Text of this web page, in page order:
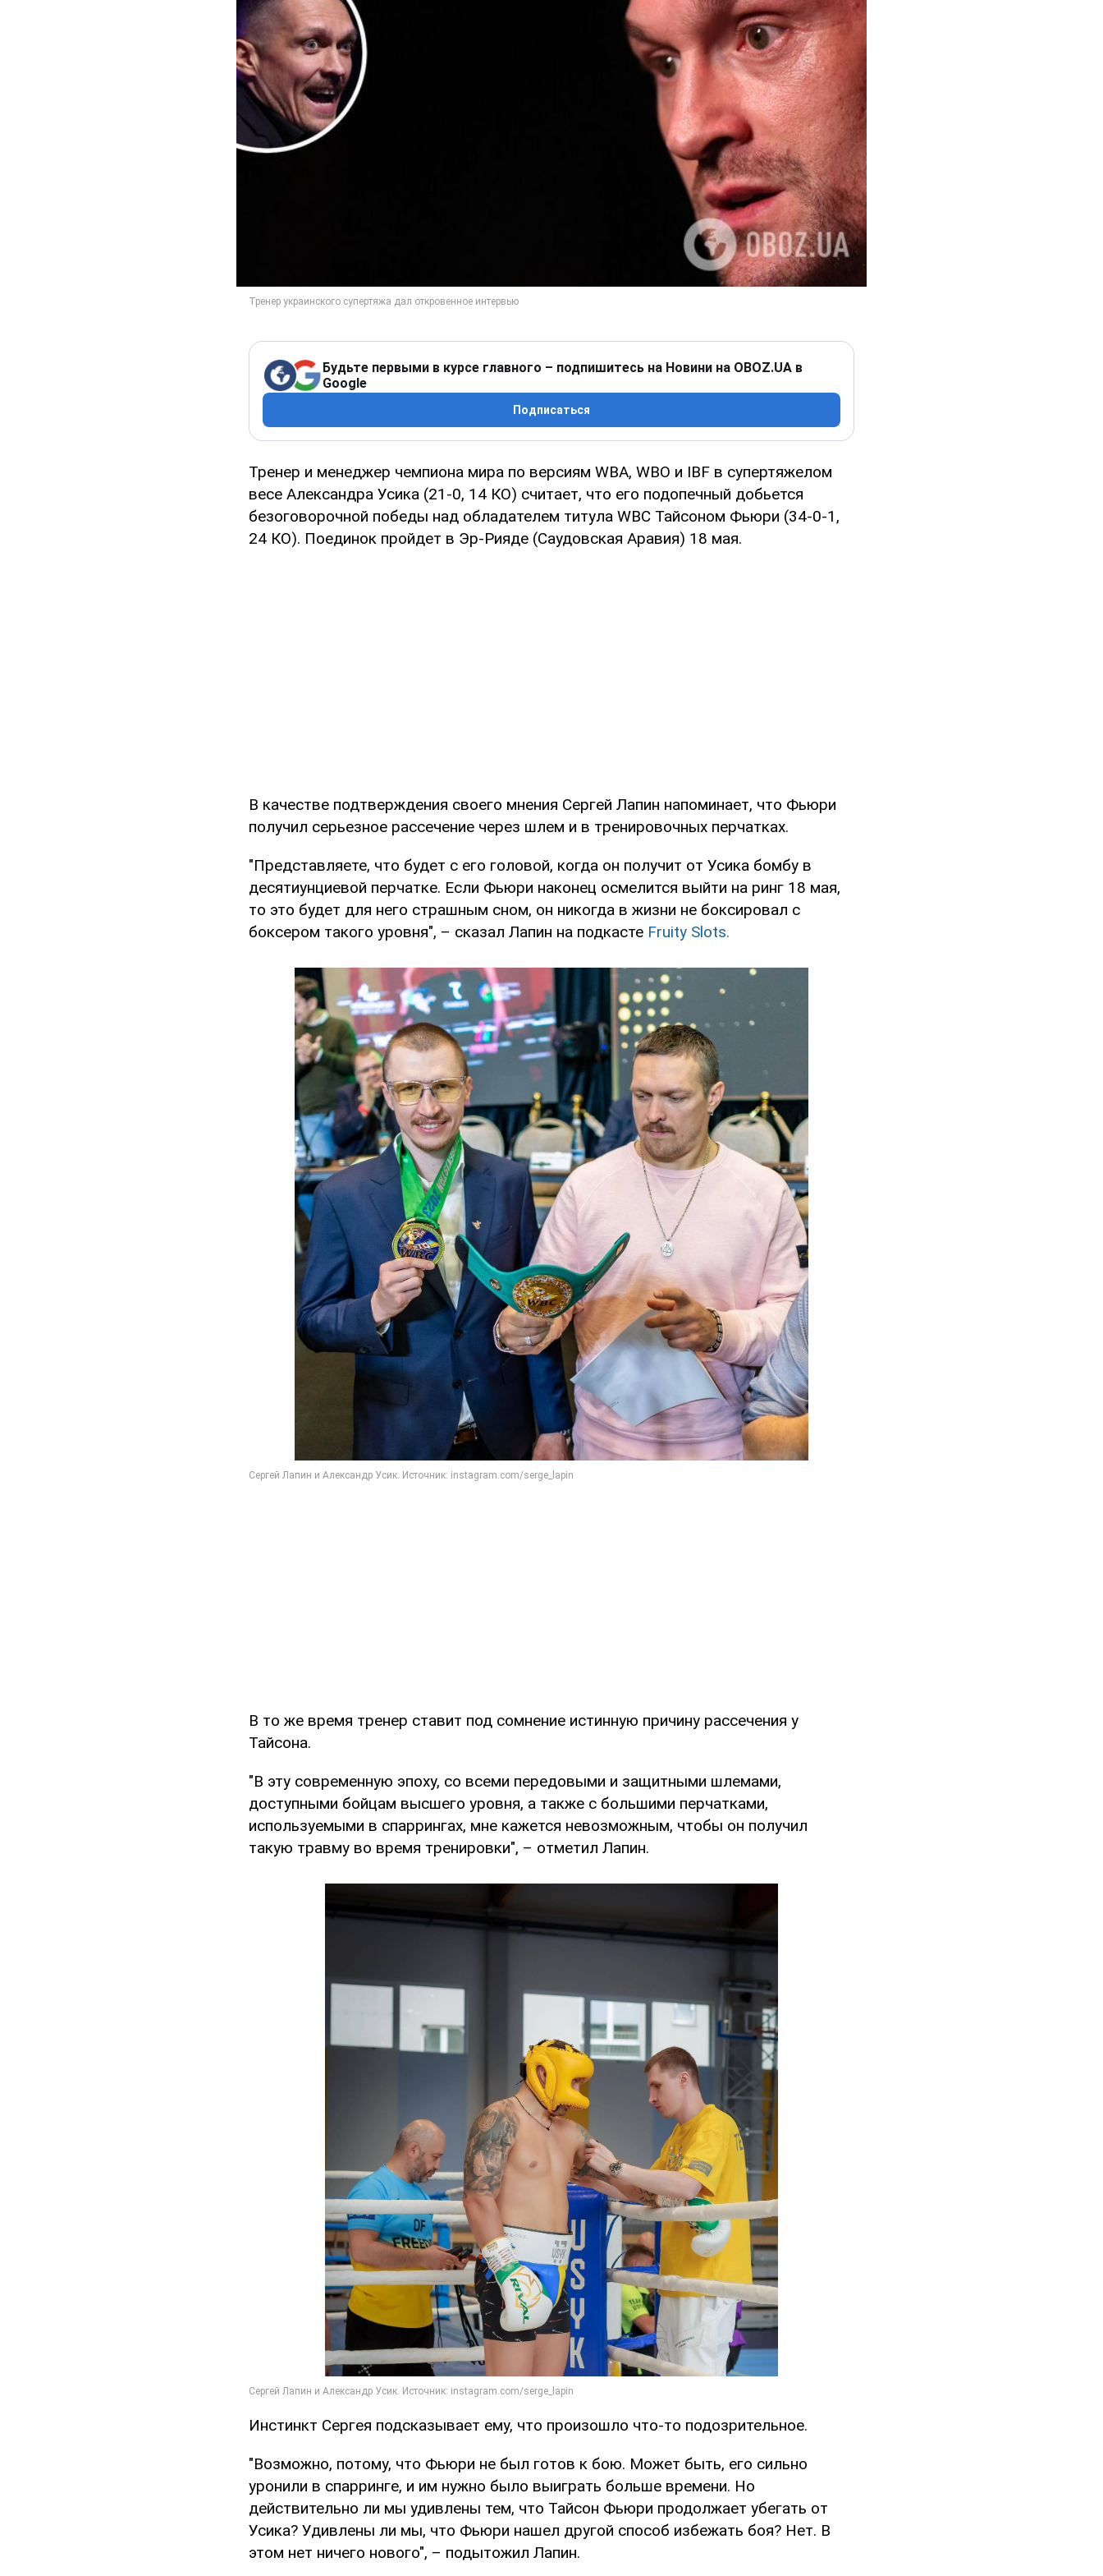
Будьте первыми в курсе главного – подпишитесь на Новини на OBOZ.UA в
Google
Подписаться
Тренер и менеджер чемпиона мира по версиям WBA, WBO и IBF в супертяжелом
весе Александра Усика (21-0, 14 КО) считает, что его подопечный добьется
безоговорочной победы над обладателем титула WBC Тайсоном Фьюри (34-0-1,
24 КО). Поединок пройдет в Эр-Рияде (Саудовская Аравия) 18 мая.
В качестве подтверждения своего мнения Сергей Лапин напоминает, что Фьюри
получил серьезное рассечение через шлем и в тренировочных перчатках.
"Представляете, что будет с его головой, когда он получит от Усика бомбу в
десятиунциевой перчатке. Если Фьюри наконец осмелится выйти на ринг 18 мая,
то это будет для него страшным сном, он никогда в жизни не боксировал с
боксером такого уровня", – сказал Лапин на подкасте Fruity Slots.
В то же время тренер ставит под сомнение истинную причину рассечения у
Тайсона.
"В эту современную эпоху, со всеми передовыми и защитными шлемами,
доступными бойцам высшего уровня, а также с большими перчатками,
используемыми в спаррингах, мне кажется невозможным, чтобы он получил
такую травму во время тренировки", – отметил Лапин.
Инстинкт Сергея подсказывает ему, что произошло что-то подозрительное.
"Возможно, потому, что Фьюри не был готов к бою. Может быть, его сильно
уронили в спарринге, и им нужно было выиграть больше времени. Но
действительно ли мы удивлены тем, что Тайсон Фьюри продолжает убегать от
Усика? Удивлены ли мы, что Фьюри нашел другой способ избежать боя? Нет. В
этом нет ничего нового", – подытожил Лапин.